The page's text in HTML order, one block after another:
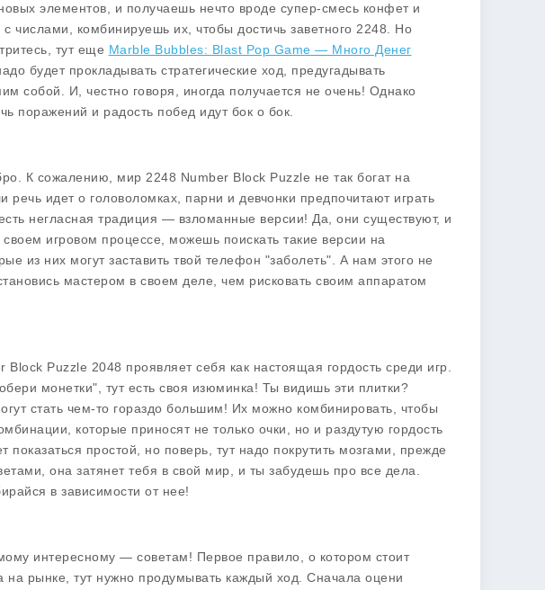
элементов, и получаешь нечто вроде супер-смесь конфет и
числами, комбинируешь их, чтобы достичь заветного 2248. Но
тут еще Marble Bubbles: Blast Pop Game — Много Денег
будет прокладывать стратегические ход, предугадывать
собой. И, честно говоря, иногда получается не очень! Однако
поражений и радость побед идут бок о бок.
К сожалению, мир 2248 Number Block Puzzle не так богат на
идет о головоломках, парни и девчонки предпочитают играть
негласная традиция — взломанные версии! Да, они существуют, и
игровом процессе, можешь поискать такие версии на
из них могут заставить твой телефон "заболеть". А нам этого не
мастером в своем деле, чем рисковать своим аппаратом
Puzzle 2048 проявляет себя как настоящая гордость среди игр.
монетки", тут есть своя изюминка! Ты видишь эти плитки?
стать чем-то гораздо большим! Их можно комбинировать, чтобы
которые приносят не только очки, но и раздутую гордость
показаться простой, но поверь, тут надо покрутить мозгами, прежде
она затянет тебя в свой мир, и ты забудешь про все дела.
в зависимости от нее!
интересному — советам! Первое правило, о котором стоит
рынке, тут нужно продумывать каждый ход. Сначала оцени